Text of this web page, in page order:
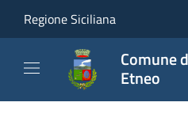
Regione Siciliana
Comune
Etneo